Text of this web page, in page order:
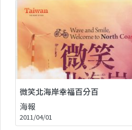
微笑北海岸幸福百分百
海報
2011/04/01